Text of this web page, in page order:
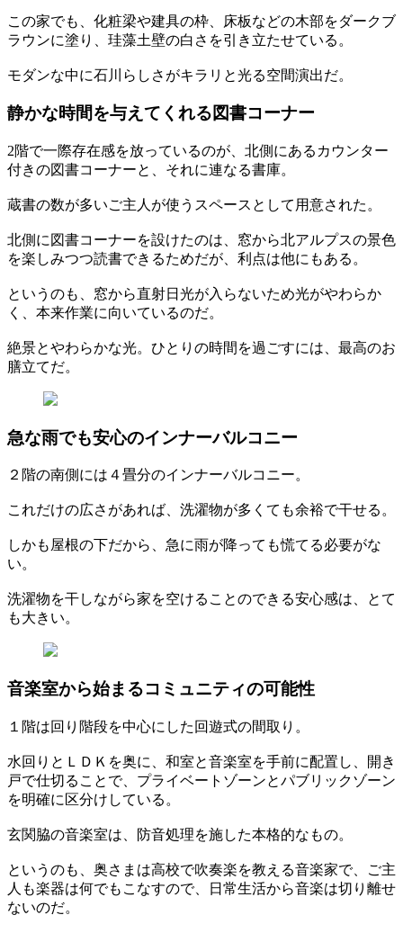
この家でも、化粧梁や建具の枠、床板などの木部をダークブ
ラウンに塗り、珪藻土壁の白さを引き立たせている。
モダンな中に石川らしさがキラリと光る空間演出だ。
静かな時間を与えてくれる図書コーナー
2階で一際存在感を放っているのが、北側にあるカウンター
付きの図書コーナーと、それに連なる書庫。
蔵書の数が多いご主人が使うスペースとして用意された。
北側に図書コーナーを設けたのは、窓から北アルプスの景色
を楽しみつつ読書できるためだが、利点は他にもある。
というのも、窓から直射日光が入らないため光がやわらか
く、本来作業に向いているのだ。
絶景とやわらかな光。ひとりの時間を過ごすには、最高のお
膳立てだ。
急な雨でも安心のインナーバルコニー
２階の南側には４畳分のインナーバルコニー。
これだけの広さがあれば、洗濯物が多くても余裕で干せる。
しかも屋根の下だから、急に雨が降っても慌てる必要がな
い。
洗濯物を干しながら家を空けることのできる安心感は、とて
も大きい。
音楽室から始まるコミュニティの可能性
１階は回り階段を中心にした回遊式の間取り。
水回りとＬＤＫを奥に、和室と音楽室を手前に配置し、開き
戸で仕切ることで、プライベートゾーンとパブリックゾーン
を明確に区分けしている。
玄関脇の音楽室は、防音処理を施した本格的なもの。
というのも、奥さまは高校で吹奏楽を教える音楽家で、ご主
人も楽器は何でもこなすので、日常生活から音楽は切り離せ
ないのだ。